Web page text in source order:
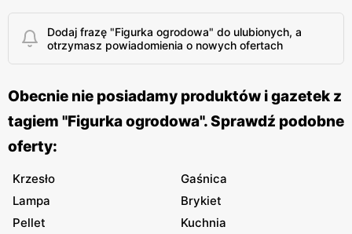
Dodaj frazę "Figurka ogrodowa" do ulubionych, a
otrzymasz powiadomienia o nowych ofertach
Obecnie nie posiadamy produktów i gazetek z
tagiem "Figurka ogrodowa". Sprawdź podobne
oferty:
Krzesło
Gaśnica
Lampa
Brykiet
Pellet
Kuchnia